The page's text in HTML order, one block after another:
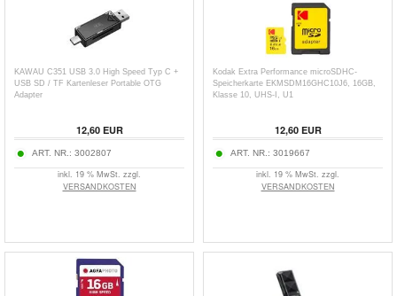
KAWAU C351 USB 3.0 High Speed Typ C +
USB SD / TF Kartenleser Portable OTG
Adapter
12,60EUR
ART. NR.: 3002807
inkl. 19 % MwSt. zzgl.
VERSANDKOSTEN
Kodak Extra Performance microSDHC-
Speicherkarte EKMSDM16GHC10J6, 16GB,
Klasse 10, UHS-I, U1
12,60EUR
ART. NR.: 3019667
inkl. 19 % MwSt. zzgl.
VERSANDKOSTEN